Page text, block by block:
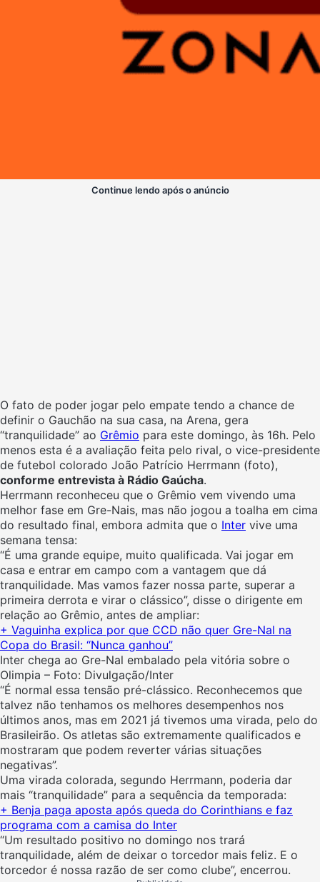
Continue lendo após o anúncio
O fato de poder jogar pelo empate tendo a chance de
definir o Gauchão na sua casa, na Arena, gera
“tranquilidade” ao Grêmio para este domingo, às 16h. Pelo
menos esta é a avaliação feita pelo rival, o vice-presidente
de futebol colorado João Patrício Herrmann (foto),
conforme entrevista à Rádio Gaúcha.
Herrmann reconheceu que o Grêmio vem vivendo uma
melhor fase em Gre-Nais, mas não jogou a toalha em cima
do resultado final, embora admita que o Inter vive uma
semana tensa:
“É uma grande equipe, muito qualificada. Vai jogar em
casa e entrar em campo com a vantagem que dá
tranquilidade. Mas vamos fazer nossa parte, superar a
primeira derrota e virar o clássico”, disse o dirigente em
relação ao Grêmio, antes de ampliar:
+ Vaguinha explica por que CCD não quer Gre-Nal na
Copa do Brasil: “Nunca ganhou”
Inter chega ao Gre-Nal embalado pela vitória sobre o
Olimpia – Foto: Divulgação/Inter
“É normal essa tensão pré-clássico. Reconhecemos que
talvez não tenhamos os melhores desempenhos nos
últimos anos, mas em 2021 já tivemos uma virada, pelo do
Brasileirão. Os atletas são extremamente qualificados e
mostraram que podem reverter várias situações
negativas”.
Uma virada colorada, segundo Herrmann, poderia dar
mais “tranquilidade” para a sequência da temporada:
+ Benja paga aposta após queda do Corinthians e faz
programa com a camisa do Inter
“Um resultado positivo no domingo nos trará
tranquilidade, além de deixar o torcedor mais feliz. E o
torcedor é nossa razão de ser como clube”, encerrou.